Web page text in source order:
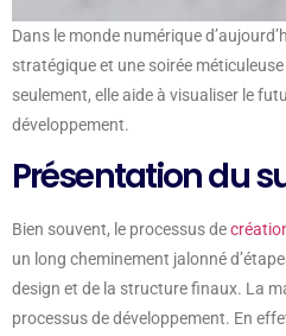
Dans le monde numérique
stratégique et une soirée
seulement, elle aide à visualiser le
développement.
Présentation du
Bien souvent, le processus de
un long cheminement jalonné
design et de la structure finaux. La
processus de développement. En